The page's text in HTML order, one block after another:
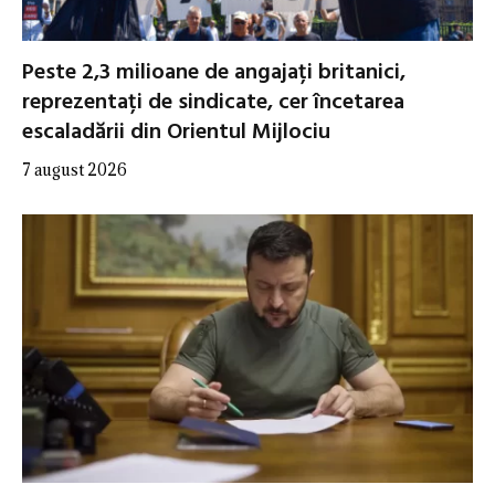
Peste 2,3 milioane de angajați britanici,
reprezentați de sindicate, cer încetarea
escaladării din Orientul Mijlociu
7 august 2026